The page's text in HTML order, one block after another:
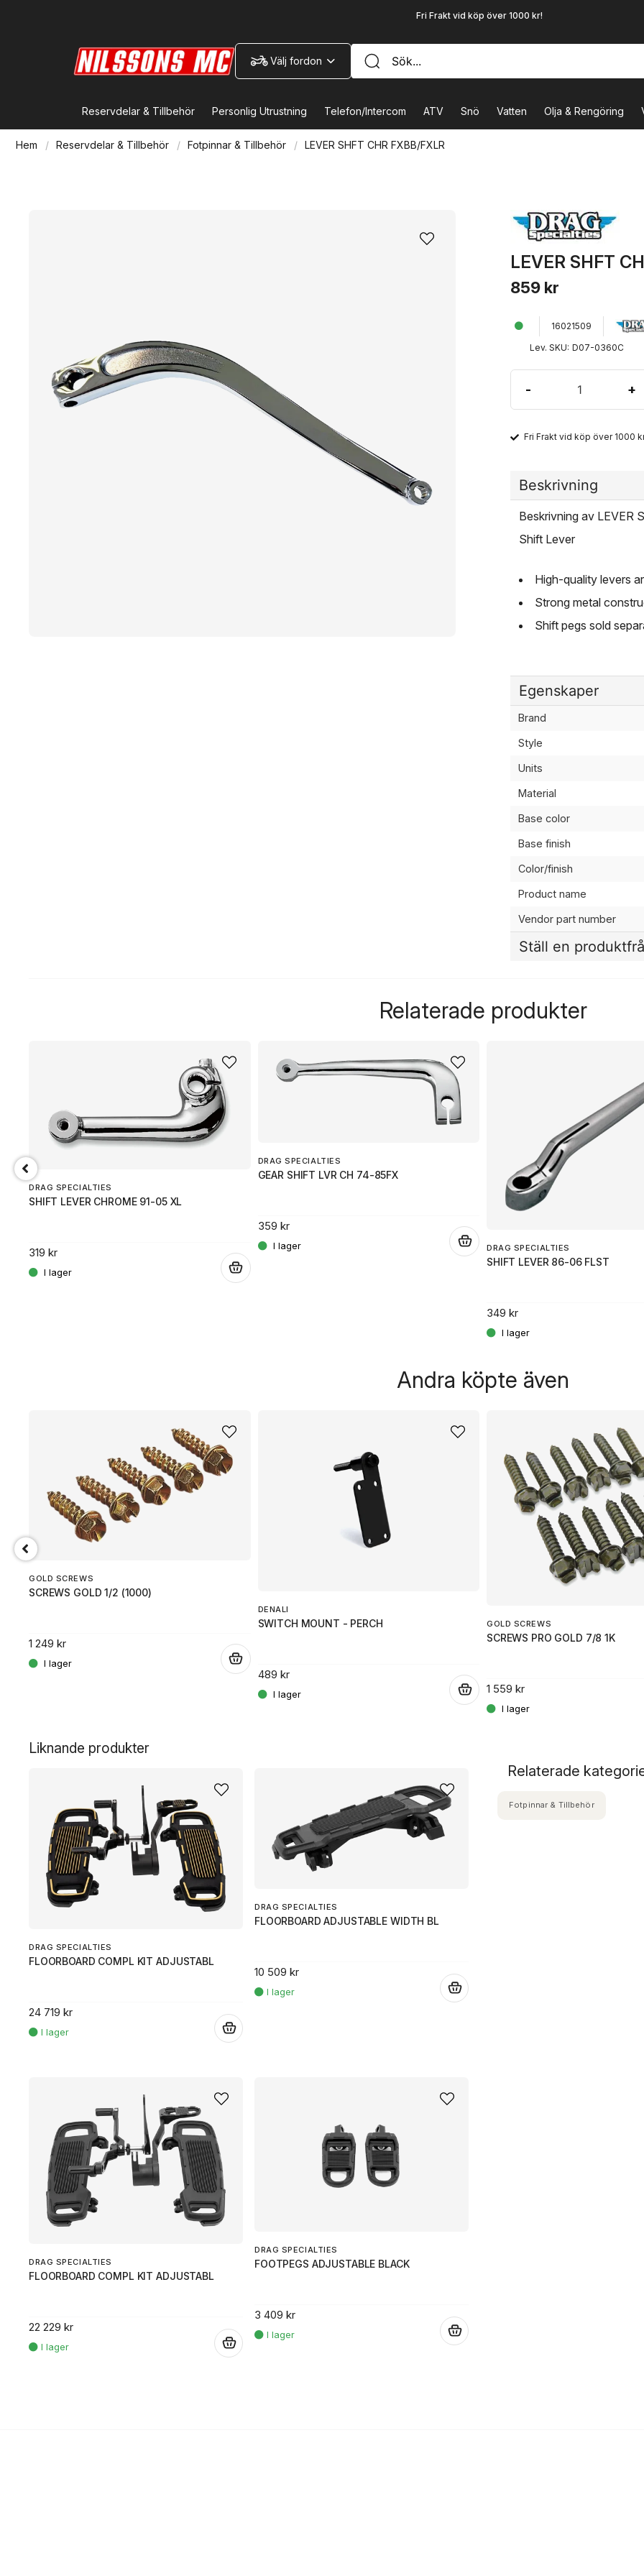
Fri Frakt vid köp över 1000 kr!
Välj fordon
Reservdelar & Tillbehör Personlig Utrustning Telefon/Intercom ATV Snö Vatten Olja & Rengöring
Hem Reservdelar & Tillbehör Fotpinnar & Tillbehör LEVER SHFT CHR FXBB/FXLR
LEVER SHFT
859 kr
16021509
Lev. SKU: D07-0360C
- +
Fri Frakt vid köp över 1000
Beskrivning
Beskrivning av LEVER
Shift Lever
High-quality levers
Strong metal
Shift pegs sold
Egenskaper
Brand
Style
Units
Material
Base color
Base finish
Color/finish
Product name
Vendor part number
Ställ en
Ja, ni får publicera
Relaterade produkter
DRAG SPECIALTIES
SHIFT LEVER CHROME 91-05 XL
319 kr
DRAG SPECIALTIES
GEAR SHIFT LVR CH 74-85FX
359 kr
DRAG SPECIALTIES
SHIFT LEVER 86-06 FLST
349 kr
Andra köpte även
GOLD SCREWS
SCREWS GOLD 1/2 (1000)
1 249 kr
DENALI
SWITCH MOUNT - PERCH
489 kr
GOLD SCREWS
SCREWS PRO GOLD 7/8 1K
1 559 kr
Liknande produkter
DRAG SPECIALTIES
FLOORBOARD COMPL KIT ADJUSTABL
24 719 kr
DRAG SPECIALTIES
FLOORBOARD ADJUSTABLE WIDTH BL
10 509 kr
DRAG SPECIALTIES
FLOORBOARD COMPL KIT ADJUSTABL
22 229 kr
DRAG SPECIALTIES
FOOTPEGS ADJUSTABLE BLACK
3 409 kr
Relaterade
Fotpinnar & Tillbehör